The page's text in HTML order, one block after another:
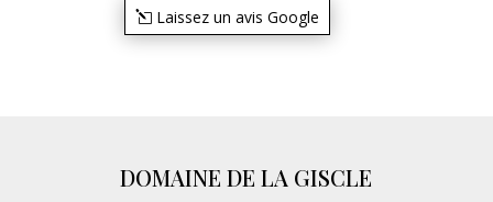
Laissez un avis Google
DOMAINE DE LA GISCLE